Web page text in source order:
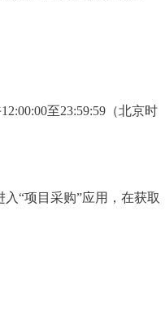
12:00:00至23:59:59 （北京时
“项目采购”应用，在获取